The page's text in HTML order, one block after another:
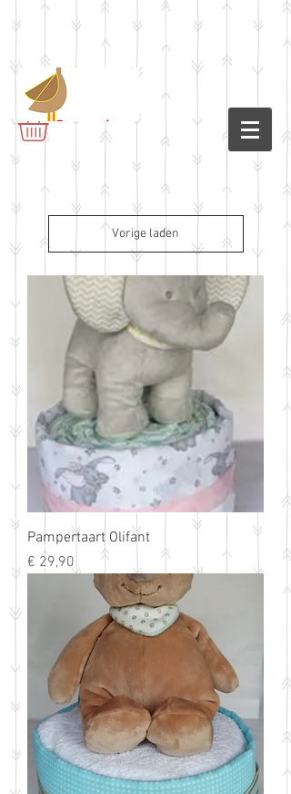
Vorige laden
Pampertaart Olifant
Prijs
€ 29,90